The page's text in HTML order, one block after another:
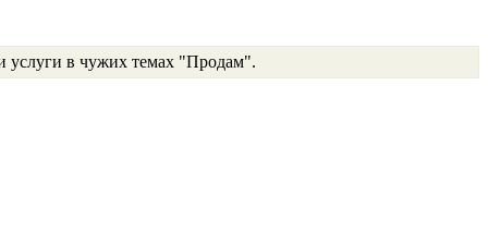
услуги в чужих темах "Продам".